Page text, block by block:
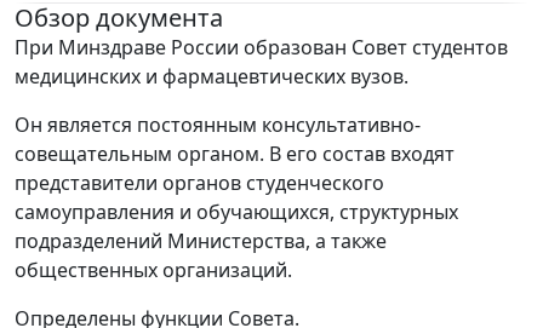
Обзор документа
При Минздраве России образован Совет студентов
медицинских и фармацевтических вузов.
Он является постоянным консультативно-
совещательным органом. В его состав входят
представители органов студенческого
самоуправления и обучающихся, структурных
подразделений Министерства, а также
общественных организаций.
Определены функции Совета.